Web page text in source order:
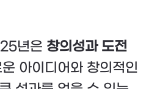
년은 창의성과 도전
아이디어와 창의적인